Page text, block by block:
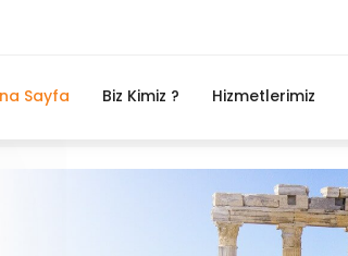
Sayfa Biz Kimiz ? Hizmetlerimiz